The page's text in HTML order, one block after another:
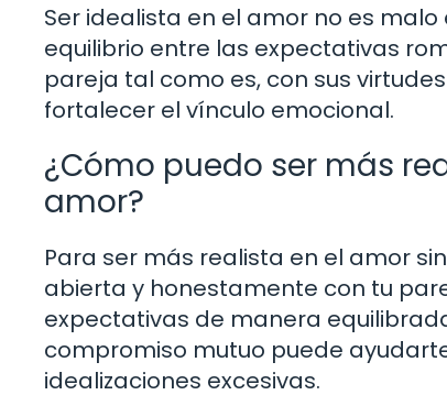
Ser idealista en el amor no es
equilibrio entre las expectativas
pareja tal como es, con sus
fortalecer el vínculo emocional.
¿Cómo puedo ser más
amor?
Para ser más realista en el amor
abierta y honestamente con tu
expectativas de manera
compromiso mutuo puede
idealizaciones excesivas.